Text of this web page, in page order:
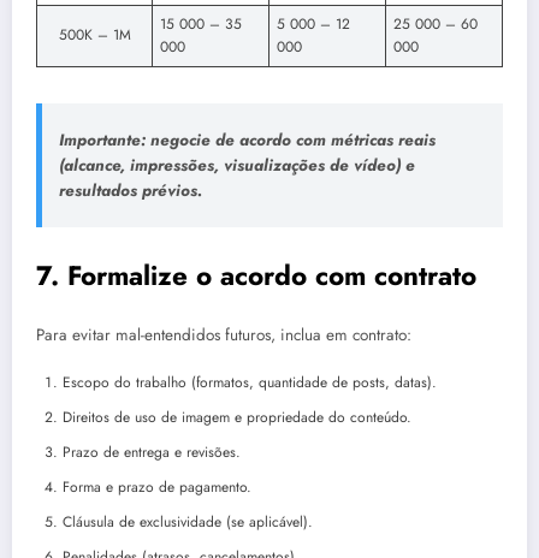
500K – 1M
15 000 – 35
000
5 000 – 12
000
25 000 – 60
000
Importante: negocie de acordo com métricas reais
(alcance, impressões, visualizações de vídeo) e
resultados prévios.
7. Formalize o acordo com contrato
Para evitar mal-entendidos futuros, inclua em contrato:
Escopo do trabalho (formatos, quantidade de posts, datas).
Direitos de uso de imagem e propriedade do conteúdo.
Prazo de entrega e revisões.
Forma e prazo de pagamento.
Cláusula de exclusividade (se aplicável).